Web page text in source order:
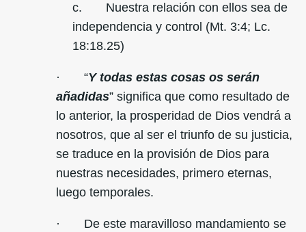
c. Nuestra relación con ellos sea de
independencia y control (Mt. 3:4; Lc.
18:18.25)
· “Y todas estas cosas os serán
añadidas” significa que como resultado de
lo anterior, la prosperidad de Dios vendrá a
nosotros, que al ser el triunfo de su justicia,
se traduce en la provisión de Dios para
nuestras necesidades, primero eternas,
luego temporales.
· De este maravilloso mandamiento se